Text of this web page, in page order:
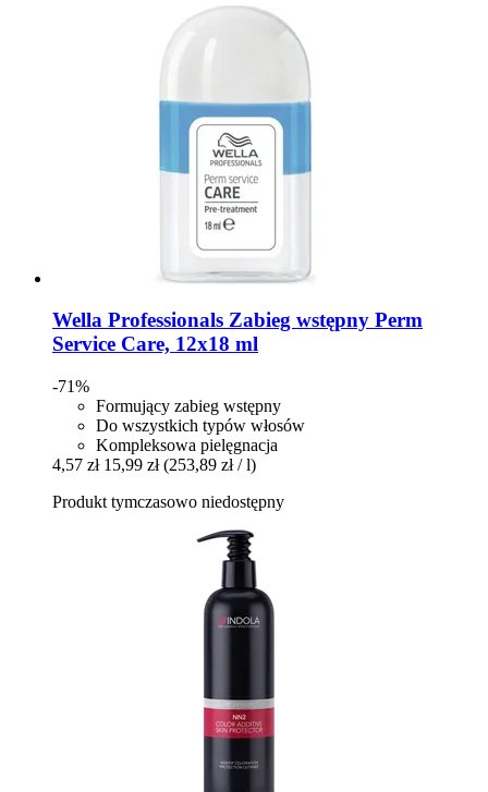
Wella Professionals Zabieg wstępny Perm
Service Care, 12x18 ml
-71%
Formujący zabieg wstępny
Do wszystkich typów włosów
Kompleksowa pielęgnacja
4,57 zł 15,99 zł (253,89 zł / l)
Produkt tymczasowo niedostępny